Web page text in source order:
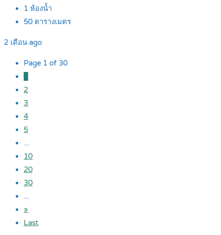
1 ห้องน้ำ
50 ตารางเมตร
2 เดือน ago
Page 1 of 30
1
2
3
4
5
...
10
20
30
...
»
Last